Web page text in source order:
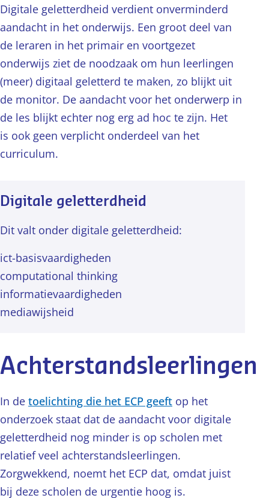
Digitale geletterdheid verdient onverminderd
aandacht in het onderwijs. Een groot deel van
de leraren in het primair en voortgezet
onderwijs ziet de noodzaak om hun leerlingen
(meer) digitaal geletterd te maken, zo blijkt uit
de monitor. De aandacht voor het onderwerp in
de les blijkt echter nog erg ad hoc te zijn. Het
is ook geen verplicht onderdeel van het
curriculum.
Digitale geletterdheid
Dit valt onder digitale geletterdheid:
ict-basisvaardigheden
computational thinking
informatievaardigheden
mediawijsheid
Achterstandsleerlingen
In de toelichting die het ECP geeft op het
onderzoek staat dat de aandacht voor digitale
geletterdheid nog minder is op scholen met
relatief veel achterstandsleerlingen.
Zorgwekkend, noemt het ECP dat, omdat juist
bij deze scholen de urgentie hoog is.